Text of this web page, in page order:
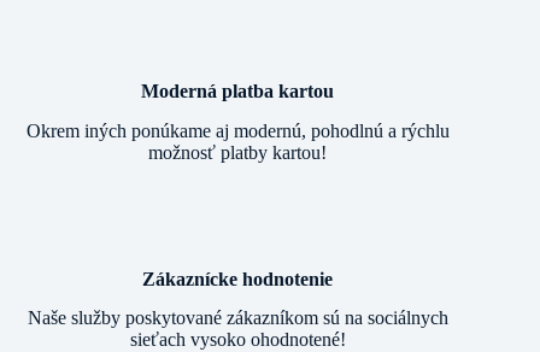
Moderná platba kartou
Okrem iných ponúkame aj modernú, pohodlnú a rýchlu
možnosť platby kartou!
Zákaznícke hodnotenie
Naše služby poskytované zákazníkom sú na sociálnych
sieťach vysoko ohodnotené!